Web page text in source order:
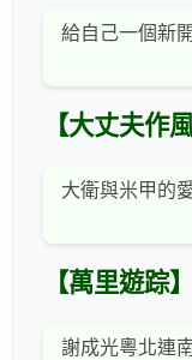
給自己一個新
【大丈夫作風
大衛與米甲的
【萬里遊踪】
謝成光粵北連